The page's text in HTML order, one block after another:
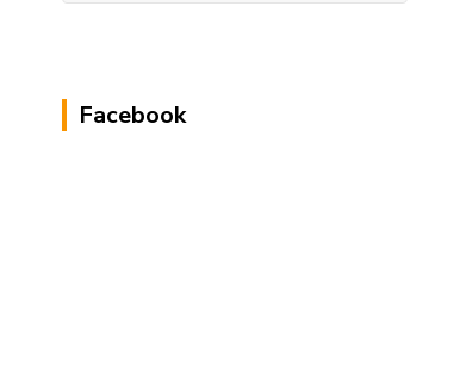
Facebook